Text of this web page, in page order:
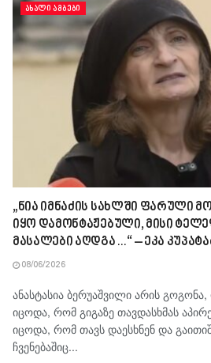
ᲐᲮᲐᲚᲘ ᲐᲛᲑᲔᲑᲘ
„ნია იმნაძის სახლში ფარული
იყო დამონტაჟებული, მისი
მასალები აღდგა…“ – ეკა
08/06/2026
ანასტასია ბერუაშვილი არის
იცოდა, რომ გიგაზე თავდასხმას
იცოდა, რომ თავს დაესხნენ და
ჩვენებაშიც...